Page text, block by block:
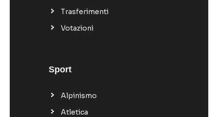
Trasferimenti
Votazioni
Sport
Alpinismo
Atletica